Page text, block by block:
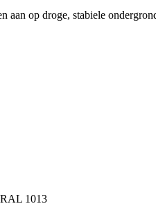
aan op droge, stabiele
1013